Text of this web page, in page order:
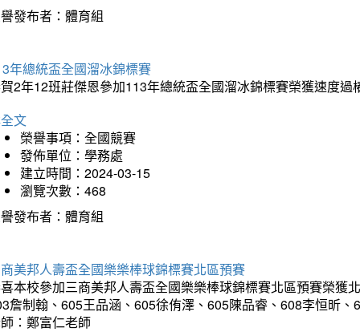
發布者：體育組
年總統盃全國溜冰錦標賽
2年12班莊傑恩參加113年總統盃全國溜冰錦標賽榮獲速度過
文
榮譽事項：全國競賽
發佈單位：學務處
建立時間：2024-03-15
瀏覽次數：468
發布者：體育組
美邦人壽盃全國樂樂棒球錦標賽北區預賽
本校參加三商美邦人壽盃全國樂樂棒球錦標賽北區預賽榮
詹制翰、605王品涵、605徐侑澤、605陳品睿、608李恒昕
：鄭富仁老師